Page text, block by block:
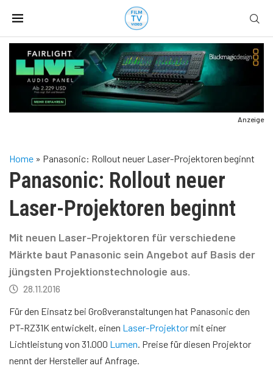
Anzeige
Home » Panasonic: Rollout neuer Laser-Projektoren beginnt
Panasonic: Rollout neuer
Laser-Projektoren beginnt
Mit neuen Laser-Projektoren für verschiedene
Märkte baut Panasonic sein Angebot auf Basis der
jüngsten Projektionstechnologie aus.
28.11.2016
Für den Einsatz bei Großveranstaltungen hat Panasonic den
PT-RZ31K entwickelt, einen Laser-Projektormit einer
Lichtleistung von 31.000 Lumen . Preise für diesen Projektor
nennt der Hersteller auf Anfrage.